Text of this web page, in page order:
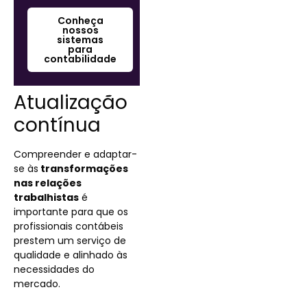
Conheça
nossos
sistemas
para
contabilidade
Atualização
contínua
Compreender e adaptar-
se às transformações
nas relações
trabalhistas é
importante para que os
profissionais contábeis
prestem um serviço de
qualidade e alinhado às
necessidades do
mercado.